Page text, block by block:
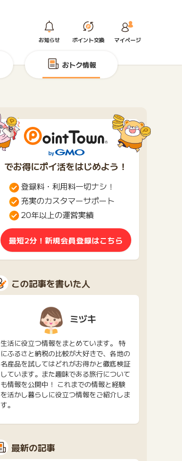
お知らせ ポイント交換 マイページ
おトク情報
でお得にポイ活をはじめよう！
登録料・利用料一切ナシ！
充実のカスタマーサポート
20年以上の運営実績
最短2分！新規会員登録はこちら
この記事を書いた人
ミヅキ
生活に役立つ情報をまとめています。 特
にふるさと納税の比較が大好きで、各地の
名産品を試してはどれがお得かと徹底検証
しています。また趣味である旅行について
も情報を公開中！ これまでの情報と経験
を活かし暮らしに役立つ情報をご紹介しま
す。
最新の記事